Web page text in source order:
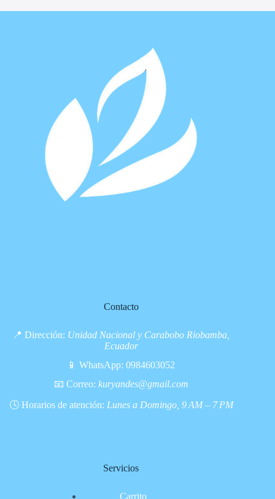
Contacto
📍 Dirección: Unidad Nacional y Carabobo Riobamba,
Ecuador
📱 WhatsApp:0984603052
📧 Correo: kuryandes@gmail.com
🕓 Horarios de atención: Lunes a Domingo, 9 AM – 7 PM
Servicios
Carrito